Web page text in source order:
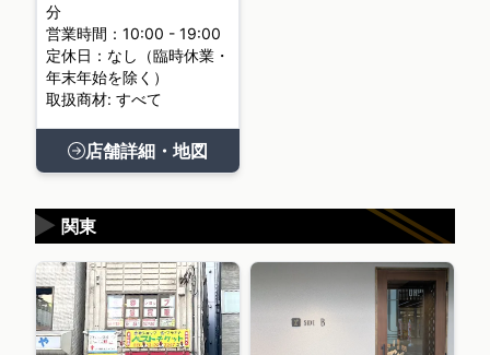
分
営業時間：10:00 - 19:00
定休日：なし（臨時休業・
年末年始を除く）
取扱商材: すべて
店舗詳細・地図
関東
▶